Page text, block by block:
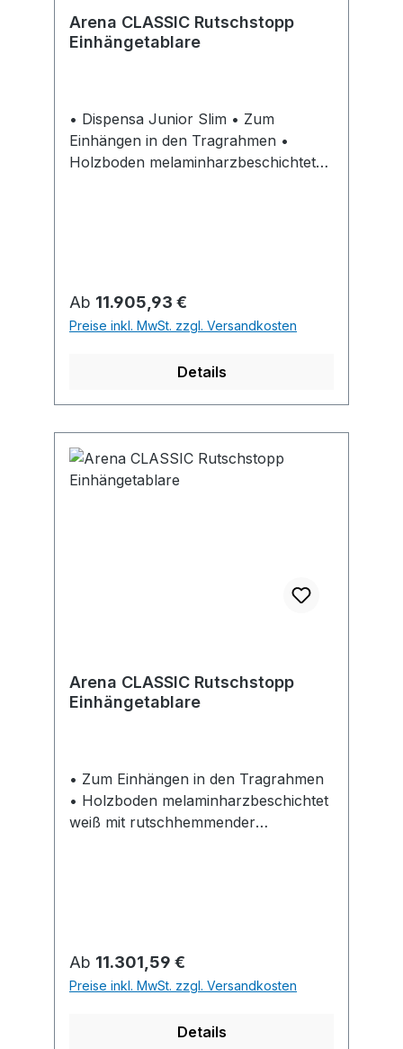
Arena CLASSIC Rutschstopp
Einhängetablare
• Dispensa Junior Slim • Zum
Einhängen in den Tragrahmen •
Holzboden melaminharzbeschichtet
Regulärer Preis:
Ab 11.905,93 €
Preise inkl. MwSt. zzgl. Versandkosten
Details
Arena CLASSIC Rutschstopp
Einhängetablare
• Zum Einhängen in den Tragrahmen
• Holzboden melaminharzbeschichtet
weiß mit rutschhemmender
Regulärer Preis:
Ab 11.301,59 €
Preise inkl. MwSt. zzgl. Versandkosten
Details